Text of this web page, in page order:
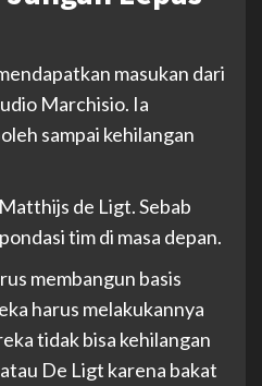
masukan dari
Marchisio. Ia
sampai kehilangan
de Ligt. Sebab
tim di masa depan.
membangun basis
harus melakukannya
tidak bisa kehilangan
De Ligt karena bakat